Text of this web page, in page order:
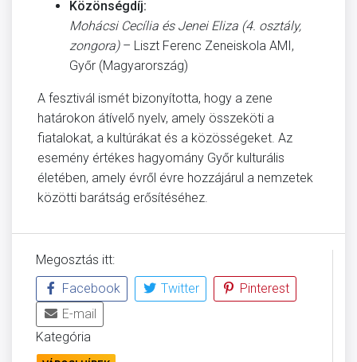
Közönségdíj:
Mohácsi Cecília és Jenei Eliza (4. osztály,
zongora)– Liszt Ferenc Zeneiskola AMI,
Győr (Magyarország)
A fesztivál ismét bizonyította, hogy a zene
határokon átívelő nyelv, amely összeköti a
fiatalokat, a kultúrákat és a közösségeket. Az
esemény értékes hagyomány Győr kulturális
életében, amely évről évre hozzájárul a nemzetek
közötti barátság erősítéséhez.
Megosztás itt:
Facebook
Twitter
Pinterest
E-mail
Kategória